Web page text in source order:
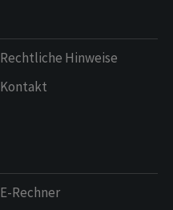
Rechtliche Hinweise
Kontakt
E-Rechner